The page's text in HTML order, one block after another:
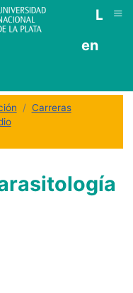
Carreras
Lic.
en
≡